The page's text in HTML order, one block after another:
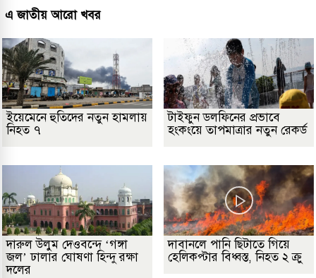
এ জাতীয় আরো খবর
ইয়েমেনে হুতিদের নতুন হামলায়
নিহত ৭
টাইফুন ডলফিনের প্রভাবে
হংকংয়ে তাপমাত্রার নতুন রেকর্ড
দারুল উলুম দেওবন্দে ‘গঙ্গা
জল’ ঢালার ঘোষণা হিন্দু রক্ষা
দলের
দাবানলে পানি ছিটাতে গিয়ে
হেলিকপ্টার বিধ্বস্ত, নিহত ২ ক্রু